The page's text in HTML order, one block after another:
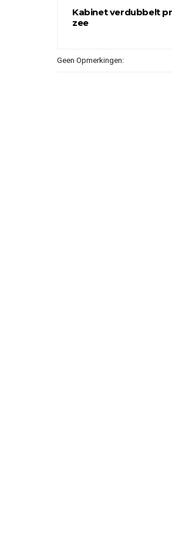
Kabinet verdubbelt
zee
Geen Opmerkingen: